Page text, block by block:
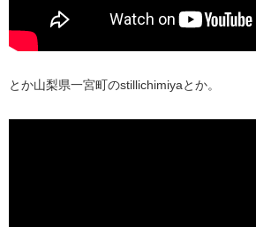
とか山梨県一宮町のstillichimiyaとか。